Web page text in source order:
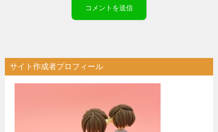
サイト作成者プロフィール